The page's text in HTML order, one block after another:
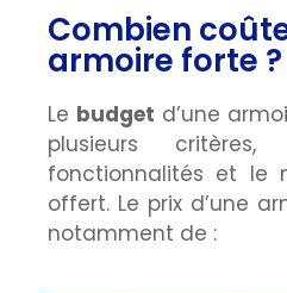
Combien
armoire forte ?
Le budget d’une
plusieurs
fonctionnalités et le
offert. Le prix d’une
notamment de :